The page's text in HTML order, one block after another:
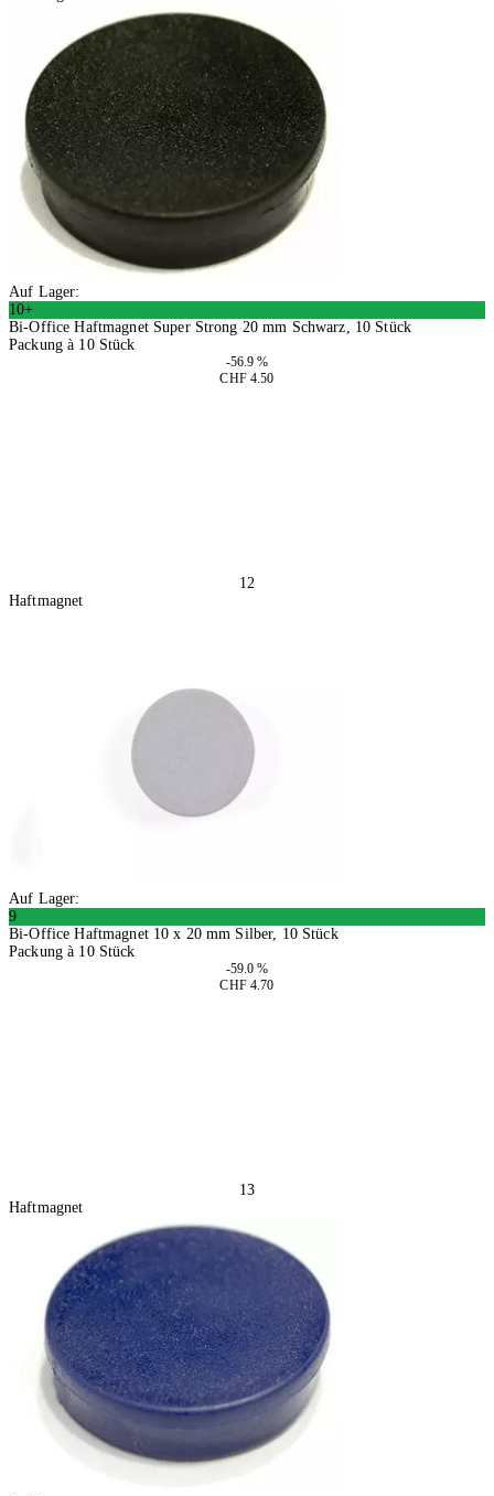
Auf Lager:
10+
Bi-Office Haftmagnet Super Strong 20 mm Schwarz, 10 Stück
Packung à 10 Stück
-56.9 %
CHF 4.50
12
Haftmagnet
Auf Lager:
9
Bi-Office Haftmagnet 10 x 20 mm Silber, 10 Stück
Packung à 10 Stück
-59.0 %
CHF 4.70
13
Haftmagnet